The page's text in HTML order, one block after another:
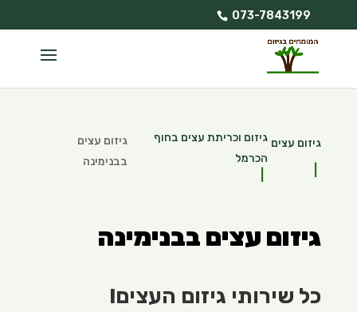
073-7843199
גיזום עצים גיזום וכריתת עצים בחוף
הכרמל
גיזום עצים
בבנימינה
גיזום עצים בבנימינה
כל שירותי גיזום העצים!